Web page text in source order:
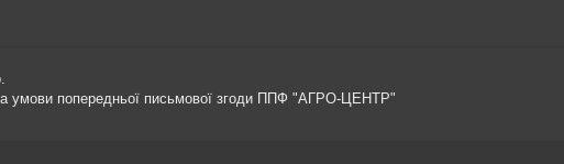
умови попередньої письмової згоди ППФ "АГРО-ЦЕНТР"